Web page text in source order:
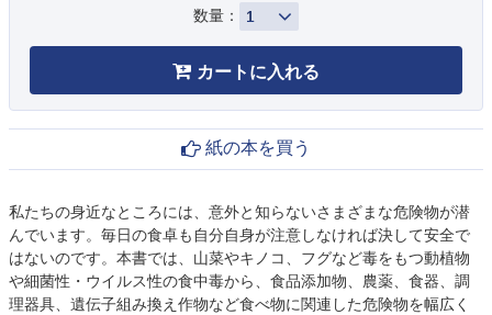
数量：
カートに入れる
紙の本を買う
私たちの身近なところには、意外と知らないさまざまな危険物が潜
んでいます。毎日の食卓も自分自身が注意しなければ決して安全で
はないのです。本書では、山菜やキノコ、フグなど毒をもつ動植物
や細菌性・ウイルス性の食中毒から、食品添加物、農薬、食器、調
理器具、遺伝子組み換え作物など食べ物に関連した危険物を幅広く